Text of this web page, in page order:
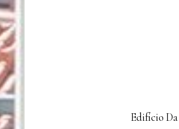
Edifício